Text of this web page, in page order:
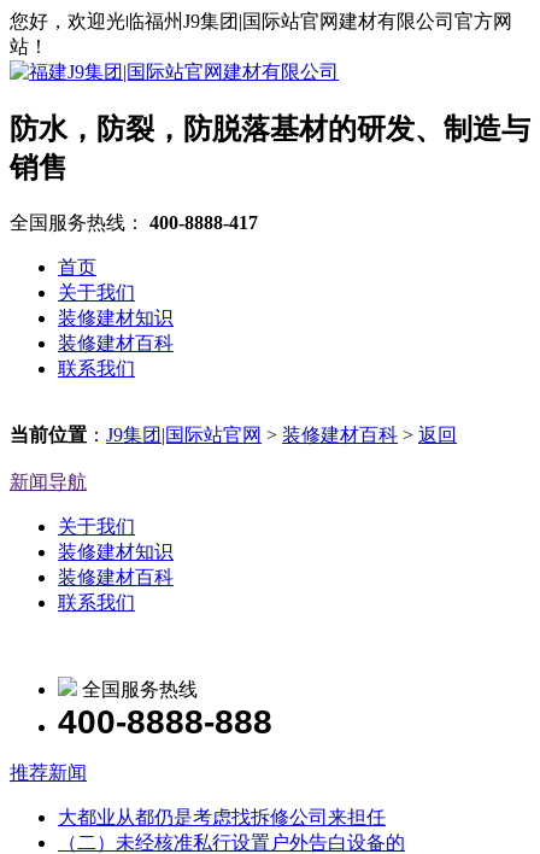
您好，欢迎光临福州J9集团|国际站官网建材有限公司官方网
站！
防水，防裂，防脱落基材的研发、制造与
销售
全国服务热线： 400-8888-417
首页
关于我们
装修建材知识
装修建材百科
联系我们
当前位置 ： J9集团|国际站官网 > 装修建材百科 > 返回
新闻导航
关于我们
装修建材知识
装修建材百科
联系我们
全国服务热线
400-8888-888
推荐新闻
大都业从都仍是考虑找拆修公司来担任
（二）未经核准私行设置户外告白设备的